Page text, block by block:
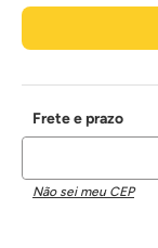
Não sei meu CEP